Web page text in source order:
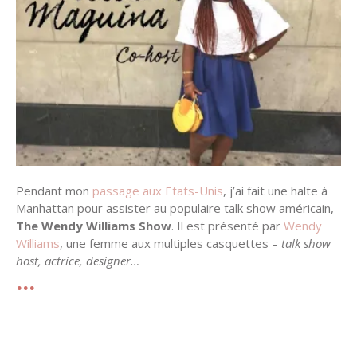
Pendant mon passage aux Etats-Unis, j’ai fait une halte à
Manhattan pour assister au populaire talk show américain,
The Wendy Williams Show. Il est présenté par Wendy
Williams, une femme aux multiples casquettes – talk show
host, actrice, designer…